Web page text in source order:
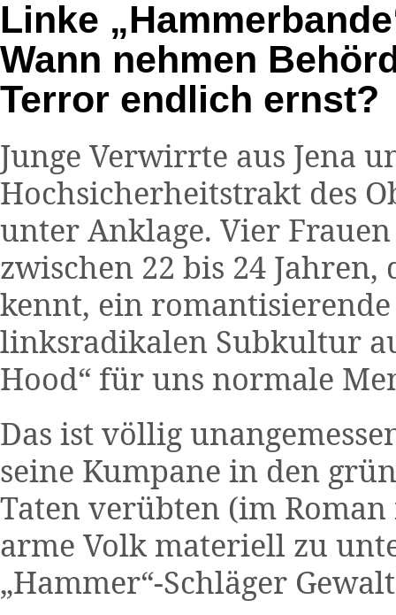
Linke
Wann nehmen
Terror endlich ernst?
Junge Verwirrte aus Jena
Hochsicherheitstrakt des
unter Anklage. Vier
zwischen 22 bis 24
kennt, ein
linksradikalen Subkultur
Hood“ für uns normale
Das ist völlig
seine Kumpane in den
Taten verübten (im
arme Volk materiell zu
„Hammer“-Schläger